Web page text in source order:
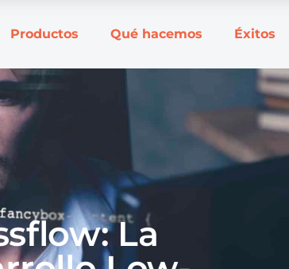
Productos Qué hacemos Éxitos
La